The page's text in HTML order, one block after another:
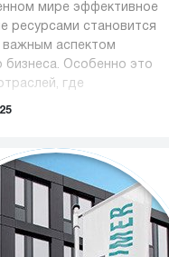
мире эффективное
ресурсами становится
важным аспектом
бизнеса. Особенно это
где
играет ключевую роль